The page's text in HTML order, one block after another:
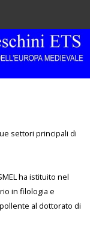
settori principali di
ha istituito nel
in filologia e
al dottorato di